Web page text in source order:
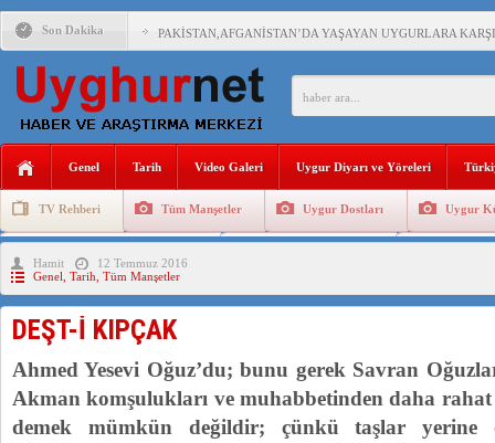
Son Dakika PAKİSTAN,AFGANİSTAN’DA YAŞAYAN UYGURLARA
ÇİN’İN DOĞU TÜRKİSTAN’DAKİ UYGULAMALARI
DİYANET AKADEMİSİ BAŞKANI DOÇ.DR.KAAN : DOĞU
ÇİN’İN UYGUR POLİTİKALARINI ÖVEN DİYANET
MHP’DEN URUMÇİ KATLİAMI MESAJİ : 05.07.2009
Genel Tarih Video Galeri Uygur Diyarı ve Yöreleri
TV Rehberi Tüm Manşetler Uygur Dostları Uygur
Uygurlarda Düğün ve Cenaze
Hamit
12 Temmuz 2016
Genel Tarih Tüm Manşetler
DEŞT-İ KIPÇAK
Ahmed Yesevi Oğuz’du; bunu gerek Savran
Akman komşulukları ve muhabbetinden daha
demek mümkün değildir; çünkü taşlar yerine